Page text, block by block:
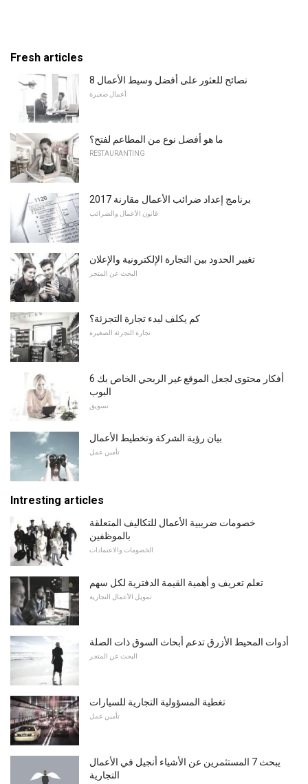
Fresh articles
8 نصائح للعثور على أفضل وسيط الأعمال
أعمال صغيرة
ما هو أفضل نوع من المطاعم لفتح؟
RESTAURANTING
2017 برنامج إعداد ضرائب الأعمال مقارنة
قانون الأعمال والضرائب
تغيير الحدود بين التجارة الإلكترونية والإعلان
البحث عن المتجر
كم يكلف لبدء تجارة التجزئة؟
تجارة التجزئة الصغيرة
6 أفكار محتوى لجعل الموقع غير الربحي الخاص بك
البوب
تسويق
بيان رؤية الشركة وتخطيط الأعمال
تأمين عمل
Intresting articles
خصومات ضريبية الأعمال للتكاليف المتعلقة
بالموظفين
الخصومات والاعتمادات
تعلم تعريف و أهمية القيمة الدفترية لكل سهم
تمويل الأعمال التجارية
أدوات المحيط الأزرق تدعم أبحاث السوق ذات الصلة
البحث عن المتجر
تغطية المسؤولية التجارية للسيارات
تأمين عمل
يبحث 7 المستثمرين عن الأشياء أنجيل في الأعمال
التجارية